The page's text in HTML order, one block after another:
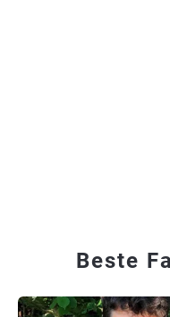
Beste